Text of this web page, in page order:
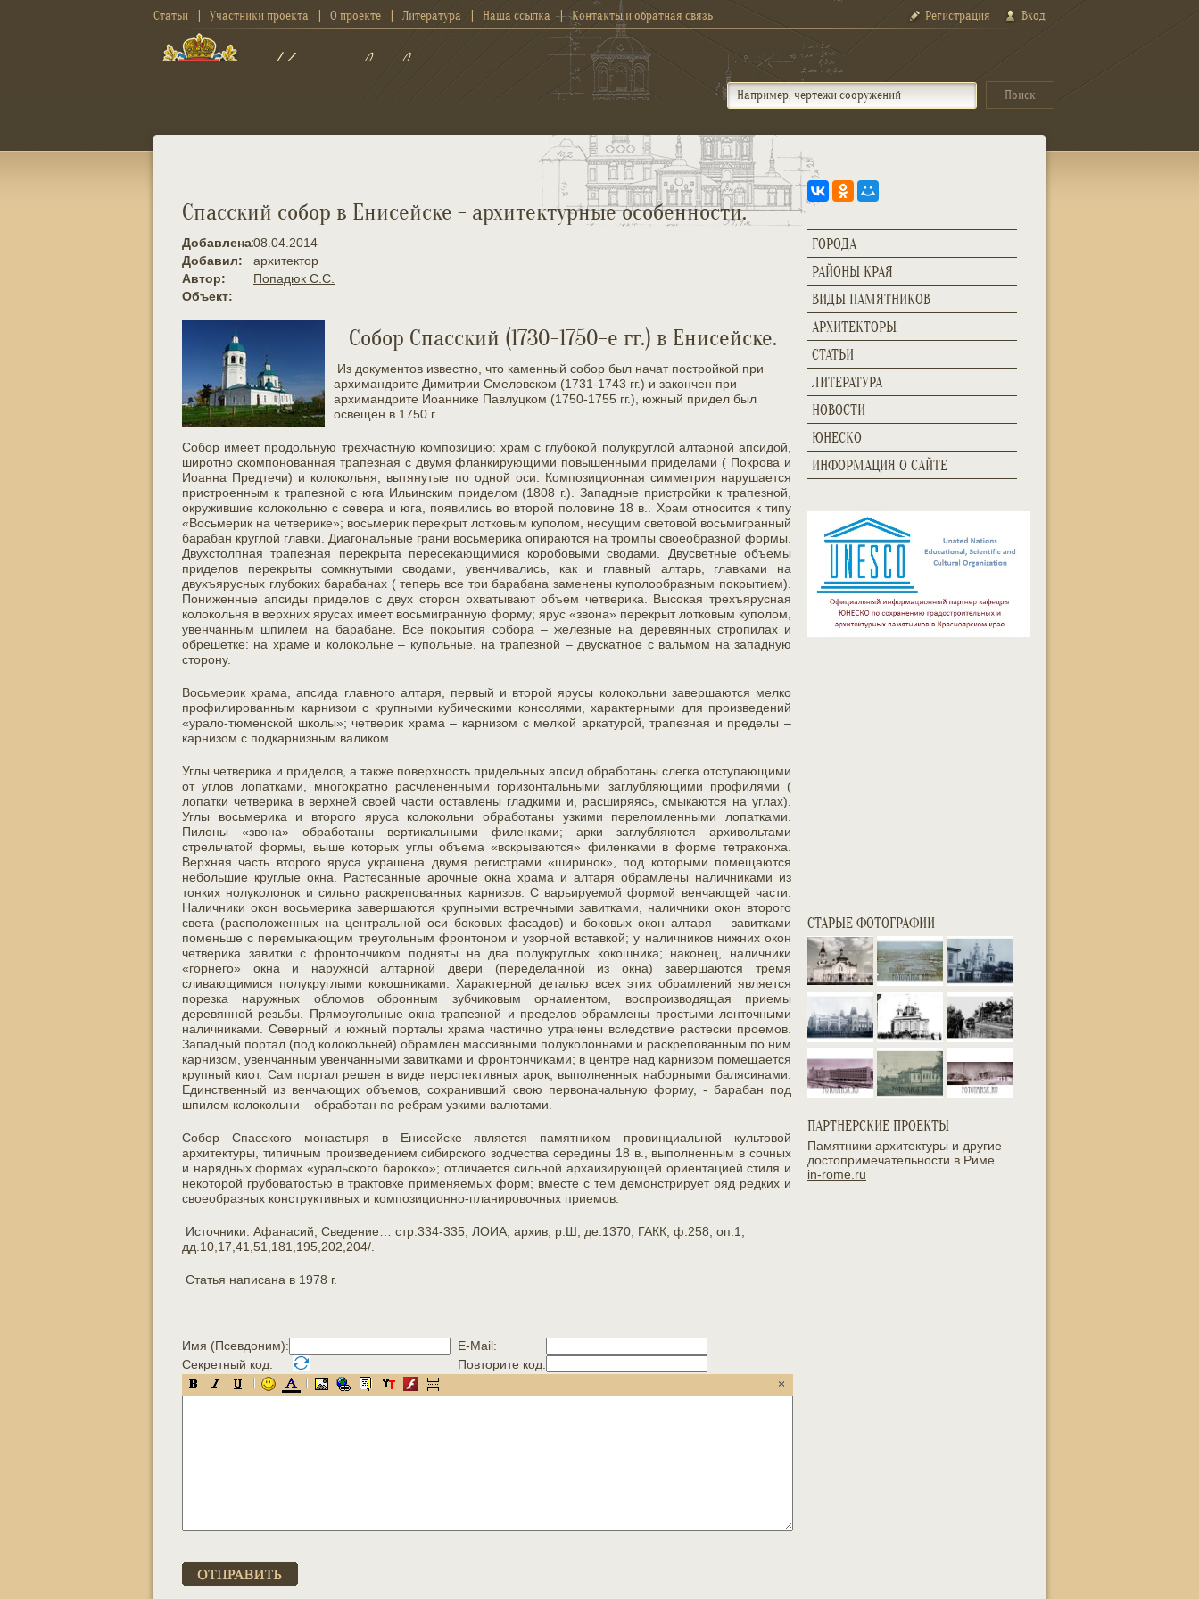
Статьи Участники проекта О проекте Литература Наша ссылка Контакты и обратная связь Регистрация Вход
Спасский собор в Енисейске - архитектурные особенности.
Добавлена:08.04.2014
Добавил:
архитектор
Автор:
Попадюк С.С.
Объект:
Собор Спасский (1730-1750-е гг.) в Енисейске.
Из документов известно, что каменный собор был начат постройкой при
архимандрите Димитрии Смеловском (1731-1743 гг.) и закончен при
архимандрите Иоаннике Павлуцком (1750-1755 гг.), южный придел был
освещен в 1750 г.
Собор имеет продольную трехчастную композицию: храм с глубокой полукруглой алтарной апсидой,
широтно скомпонованная трапезная с двумя фланкирующими повышенными приделами ( Покрова и
Иоанна Предтечи) и колокольня, вытянутые по одной оси. Композиционная симметрия нарушается
пристроенным к трапезной с юга Ильинским приделом (1808 г.). Западные пристройки к трапезной,
окружившие колокольню с севера и юга, появились во второй половине 18 в.. Храм относится к типу
«Восьмерик на четверике»; восьмерик перекрыт лотковым куполом, несущим световой восьмигранный
барабан круглой главки. Диагональные грани восьмерика опираются на тромпы своеобразной формы.
Двухстолпная трапезная перекрыта пересекающимися коробовыми сводами. Двусветные объемы
приделов перекрыты сомкнутыми сводами, увенчивались, как и главный алтарь, главками на
двухъярусных глубоких барабанах ( теперь все три барабана заменены куполообразным покрытием).
Пониженные апсиды приделов с двух сторон охватывают объем четверика. Высокая трехъярусная
колокольня в верхних ярусах имеет восьмигранную форму; ярус «звона» перекрыт лотковым куполом,
увенчанным шпилем на барабане. Все покрытия собора – железные на деревянных стропилах и
обрешетке: на храме и колокольне – купольные, на трапезной – двускатное с вальмом на западную
сторону.
Восьмерик храма, апсида главного алтаря, первый и второй ярусы колокольни завершаются мелко
профилированным карнизом с крупными кубическими консолями, характерными для произведений
«урало-тюменской школы»; четверик храма – карнизом с мелкой аркатурой, трапезная и пределы –
карнизом с подкарнизным валиком.
Углы четверика и приделов, а также поверхность придельных апсид обработаны слегка отступающими
от углов лопатками, многократно расчлененными горизонтальными заглубляющими профилями (
лопатки четверика в верхней своей части оставлены гладкими и, расширяясь, смыкаются на углах).
Углы восьмерика и второго яруса колокольни обработаны узкими переломленными лопатками.
Пилоны «звона» обработаны вертикальными филенками; арки заглубляются архивольтами
стрельчатой формы, выше которых углы объема «вскрываются» филенками в форме тетраконха.
Верхняя часть второго яруса украшена двумя регистрами «ширинок», под которыми помещаются
небольшие круглые окна. Растесанные арочные окна храма и алтаря обрамлены наличниками из
тонких нолуколонок и сильно раскрепованных карнизов. С варьируемой формой венчающей части.
Наличники окон восьмерика завершаются крупными встречными завитками, наличники окон второго
света (расположенных на центральной оси боковых фасадов) и боковых окон алтаря – завитками
поменьше с перемыкающим треугольным фронтоном и узорной вставкой; у наличников нижних окон
четверика завитки с фронтончиком подняты на два полукруглых кокошника; наконец, наличники
«горнего» окна и наружной алтарной двери (переделанной из окна) завершаются тремя
сливающимися полукруглыми кокошниками. Характерной деталью всех этих обрамлений является
порезка наружных обломов обронным зубчиковым орнаментом, воспроизводящая приемы
деревянной резьбы. Прямоугольные окна трапезной и пределов обрамлены простыми ленточными
наличниками. Северный и южный порталы храма частично утрачены вследствие растески проемов.
Западный портал (под колокольней) обрамлен массивными полуколоннами и раскрепованным по ним
карнизом, увенчанным увенчанными завитками и фронтончиками; в центре над карнизом помещается
крупный киот. Сам портал решен в виде перспективных арок, выполненных наборными балясинами.
Единственный из венчающих объемов, сохранивший свою первоначальную форму, - барабан под
шпилем колокольни – обработан по ребрам узкими валютами.
Собор Спасского монастыря в Енисейске является памятником провинциальной культовой
архитектуры, типичным произведением сибирского зодчества середины 18 в., выполненным в сочных
и нарядных формах «уральского барокко»; отличается сильной архаизирующей ориентацией стиля и
некоторой грубоватостью в трактовке применяемых форм; вместе с тем демонстрирует ряд редких и
своеобразных конструктивных и композиционно-планировочных приемов.
Источники: Афанасий, Сведение… стр.334-335; ЛОИА, архив, р.Ш, де.1370; ГАКК, ф.258, оп.1,
дд.10,17,41,51,181,195,202,204/.
Статья написана в 1978 г.
Имя (Псевдоним):
E-Mail:
Секретный код:
Повторите код:
ГОРОДА
РАЙОНЫ КРАЯ
ВИДЫ ПАМЯТНИКОВ
АРХИТЕКТОРЫ
СТАТЬИ
ЛИТЕРАТУРА
НОВОСТИ
ЮНЕСКО
ИНФОРМАЦИЯ О САЙТЕ
СТАРЫЕ ФОТОГРАФИИ
ПАРТНЕРСКИЕ ПРОЕКТЫ
Памятники архитектуры и другие
достопримечательности в Риме
in-rome.ru